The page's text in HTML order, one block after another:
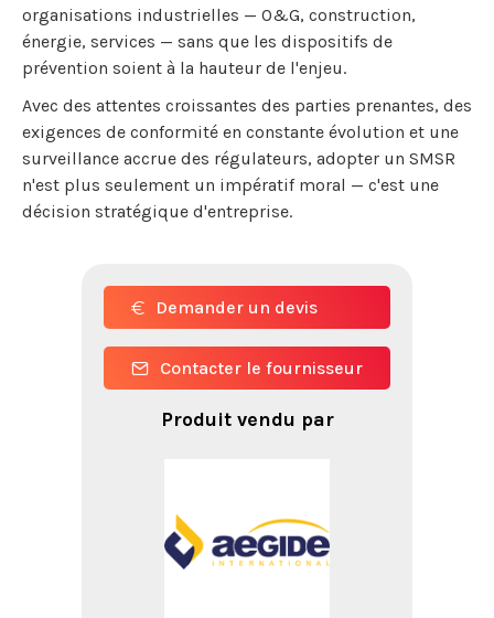
organisations industrielles — O&G, construction,
énergie, services — sans que les dispositifs de
prévention soient à la hauteur de l'enjeu.
Avec des attentes croissantes des parties prenantes, des
exigences de conformité en constante évolution et une
surveillance accrue des régulateurs, adopter un SMSR
n'est plus seulement un impératif moral — c'est une
décision stratégique d'entreprise.
Demander un devis
Contacter le fournisseur
Produit vendu par